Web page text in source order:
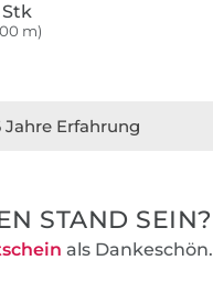
m)
Jahre Erfahrung
STAND SEIN?
als Dankeschön.